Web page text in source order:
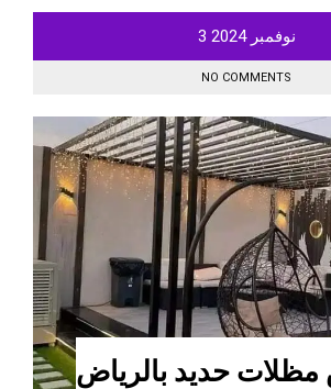
نوفمبر 3 2024
NO COMMENTS
حديد بالرياض